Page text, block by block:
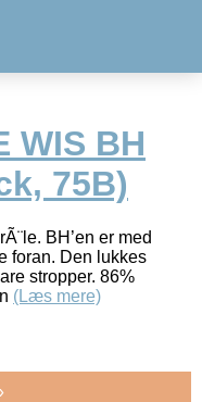
WIS BH
75B)
BH’en er med
foran. Den lukkes
stropper. 86%
(Læs mere)